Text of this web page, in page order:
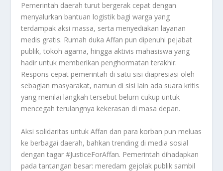
Pemerintah daerah turut bergerak cepat dengan
menyalurkan bantuan logistik bagi warga yang
terdampak aksi massa, serta menyediakan layanan
medis gratis. Rumah duka Affan pun dipenuhi pejabat
publik, tokoh agama, hingga aktivis mahasiswa yang
hadir untuk memberikan penghormatan terakhir.
Respons cepat pemerintah di satu sisi diapresiasi oleh
sebagian masyarakat, namun di sisi lain ada suara kritis
yang menilai langkah tersebut belum cukup untuk
mencegah terulangnya kekerasan di masa depan.
Aksi solidaritas untuk Affan dan para korban pun meluas
ke berbagai daerah, bahkan trending di media sosial
dengan tagar #JusticeForAffan. Pemerintah dihadapkan
pada tantangan besar: meredam gejolak publik sambil